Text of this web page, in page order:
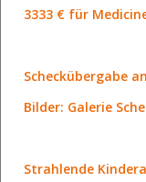
3333 € für
Scheckübergabe
Bilder: Galerie
Strahlende